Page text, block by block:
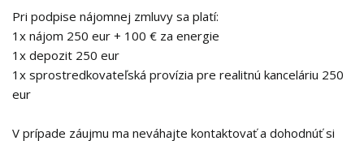
Pri podpise nájomnej zmluvy sa platí:
1x nájom 250 eur + 100 € za energie
1x depozit 250 eur
1x sprostredkovateľská provízia pre realitnú kanceláriu 250
eur
V prípade záujmu ma neváhajte kontaktovať a dohodnúť si